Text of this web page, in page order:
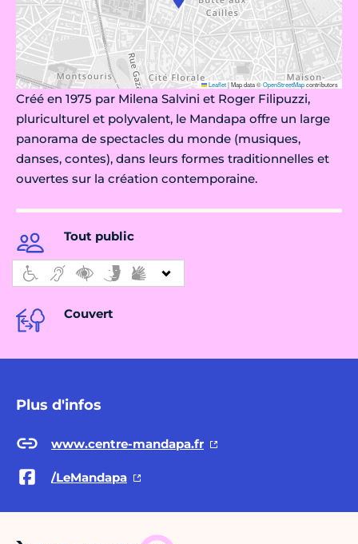
Leaflet|Map data ©OpenStreetMapcontributors
Créé en 1975 par Milena Salvini et Roger Filipuzzi,
pluriculturel et polyvalent, le Mandapa offre un large
panorama de spectacles du monde (musiques,
danses, contes), dans leurs formes traditionnelles et
ouvertes sur la création contemporaine.
Tout public
Couvert
Plus d'infos
www.centre-mandapa.fr
/LeMandapa